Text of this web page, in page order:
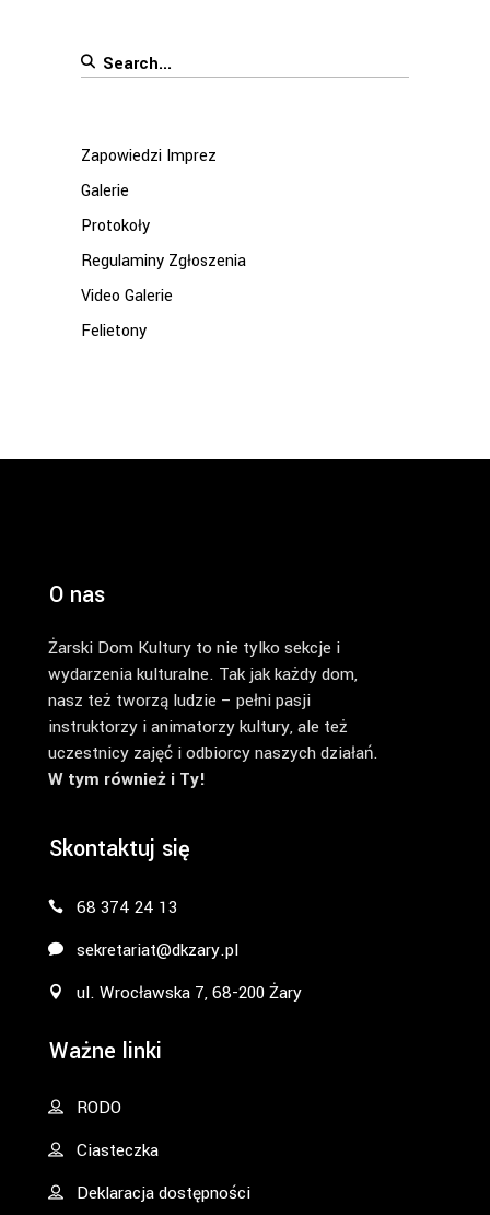
Search
Zapowiedzi Imprez
Galerie
Protokoły
Regulaminy Zgłoszenia
Video Galerie
Felietony
O nas
Żarski Dom Kultury to nie tylko sekcje i
wydarzenia kulturalne. Tak jak każdy dom,
nasz też tworzą ludzie – pełni pasji
instruktorzy i animatorzy kultury, ale też
uczestnicy zajęć i odbiorcy naszych działań.
W tym również i Ty!
Skontaktuj się
68 374 24 13
sekretariat@dkzary.pl
ul. Wrocławska 7, 68-200 Żary
Ważne linki
RODO
Ciasteczka
Deklaracja dostępności